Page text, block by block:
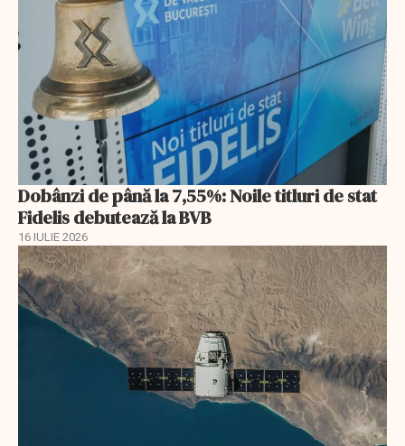
Dobânzi de până la 7,55%: Noile titluri de stat
Fidelis debutează la BVB
16 IULIE 2026